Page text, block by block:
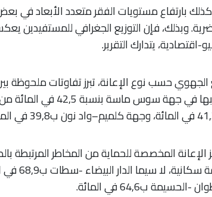
كذلك بارتفاع مستويات الفقر متعدد الأبعاد
وبذلك، فإن التوزيع الجغرافي للمستفيدين
يتدارك التقرير.
حسب نوع الإعانة، تبرز تفاوتات ملحوظة
الجزافية أعلى نسبها في
الإعانة المخصصة للحماية من المخاطر
ب64,6 في المائة.